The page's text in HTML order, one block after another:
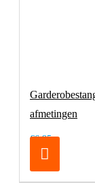
afmetingen
€6,95